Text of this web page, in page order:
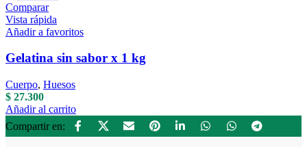
opciones
la
página
Comparar
Vista rápida
Añadir a favoritos
Gelatina sin sabor x 1 kg
Cuerpo, Huesos
$ 27.300
Añadir al carrito
Compartir en: